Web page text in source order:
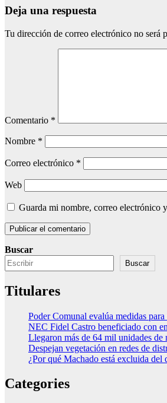
Deja una respuesta
Tu dirección de correo electrónico no será
Comentario *
Nombre *
Correo electrónico *
Web
Guarda mi nombre, correo electrónico
Buscar
Buscar
Titulares
Poder Comunal evalúa medidas
NEC Fidel Castro beneficiado con
Llegaron más de 64 mil unidades de
Despejan vegetación en redes de
¿Por qué Machado está excluida del
Categories